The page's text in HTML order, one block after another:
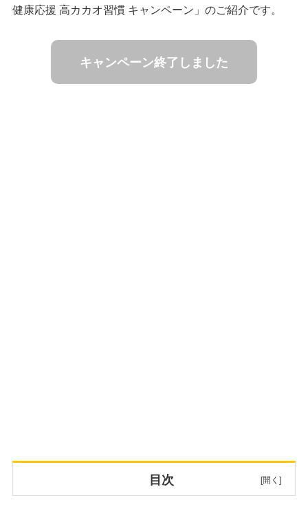
健康応援 高カカオ習慣 キャンペーン」のご紹介です。
キャンペーン終了しました
目次